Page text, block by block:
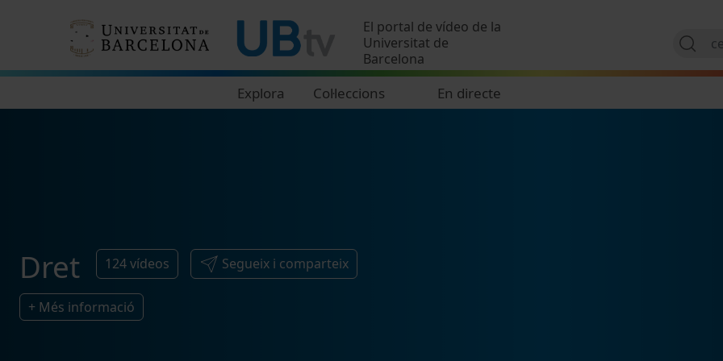
El portal de vídeo de la
Universitat de
Barcelona
Explora Col·leccions En directe
Dret 124vídeos Segueix i comparteix
+ Més informació